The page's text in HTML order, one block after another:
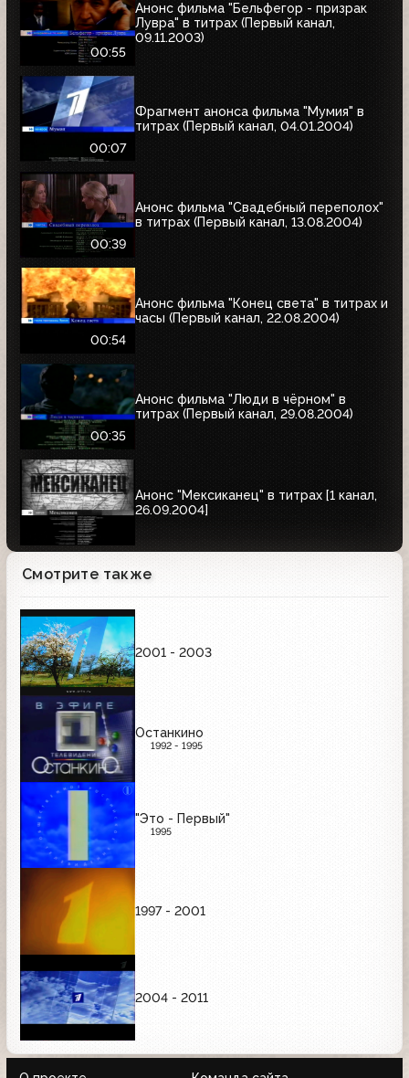
00:55
Анонс фильма "Бельфегор - призрак
Лувра" в титрах (Первый канал,
09.11.2003)
00:07
Фрагмент анонса фильма "Мумия" в
титрах (Первый канал, 04.01.2004)
00:39
Анонс фильма "Свадебный переполох"
в титрах (Первый канал, 13.08.2004)
00:54
Анонс фильма "Конец света" в титрах и
часы (Первый канал, 22.08.2004)
00:35
Анонс фильма "Люди в чёрном" в
титрах (Первый канал, 29.08.2004)
Анонс "Мексиканец" в титрах [1 канал,
26.09.2004]
Смотрите также
2001 - 2003
Останкино
1992 - 1995
"Это - Первый"
1995
1997 - 2001
2004 - 2011